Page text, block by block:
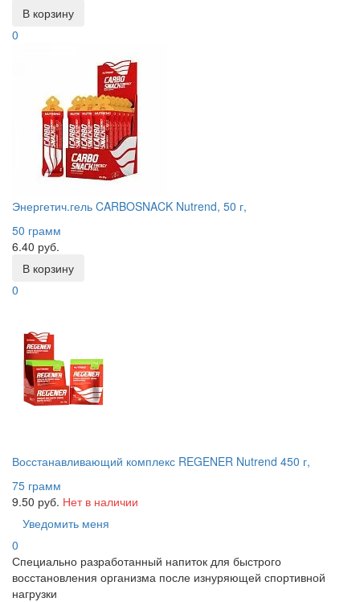
В корзину
0
Энергетич.гель CARBOSNACK Nutrend, 50 г,
50 грамм
6.40 руб.
В корзину
0
Восстанавливающий комплекс REGENER Nutrend 450 г,
75 грамм
9.50 руб. Нет в наличии
Уведомить меня
0
Специально разработанный напиток для быстрого
восстановления организма после изнуряющей спортивной
нагрузки